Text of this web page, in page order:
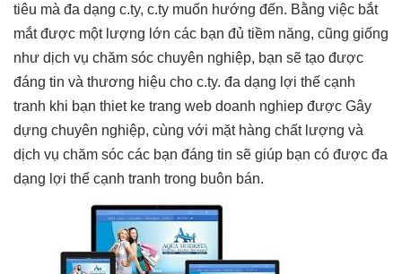
tiêu mà đa dạng c.ty, c.ty muốn hướng đến. Bằng việc bắt
mắt được một lượng lớn các bạn đủ tiềm năng, cũng giống
như dịch vụ chăm sóc chuyên nghiệp, bạn sẽ tạo được
đáng tin và thương hiệu cho c.ty. đa dạng lợi thế cạnh
tranh khi bạn thiet ke trang web doanh nghiep được Gây
dựng chuyên nghiệp, cùng với mặt hàng chất lượng và
dịch vụ chăm sóc các bạn đáng tin sẽ giúp bạn có được đa
dạng lợi thế cạnh tranh trong buôn bán.